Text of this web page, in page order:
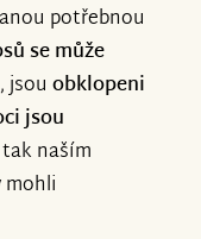
potřebnou
se může
jsou obklopeni
jsou
naším
mohli